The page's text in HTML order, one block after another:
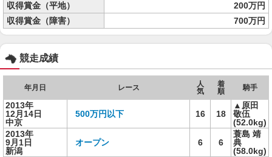
収得賞金（平地）
200万円
収得賞金（障害）
700万円
競走成績
年月日 レース
人
気
着
順
騎手
2013年
12月14日
中京
500万円以下 16 18
▲原田
敬伍
(52.0kg)
2013年
9月1日
新潟
オープン 6 6
蓑島 靖
典
(58.0kg)